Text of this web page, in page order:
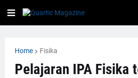
Home Fisika
Pelajaran IPA Fisika